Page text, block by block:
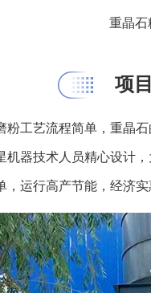
重晶
项
粉工艺流程简单，重晶
机器技术人员精心设计
，运行高产节能，经济